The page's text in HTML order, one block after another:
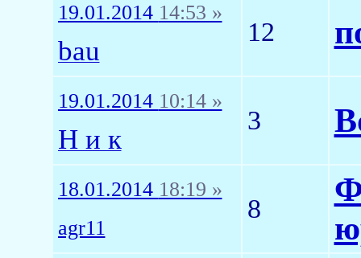
19.01.2014 14:53 »
bau
12
19.01.2014 10:14 »
Н и к
3
18.01.2014 18:19 »
agr11
8